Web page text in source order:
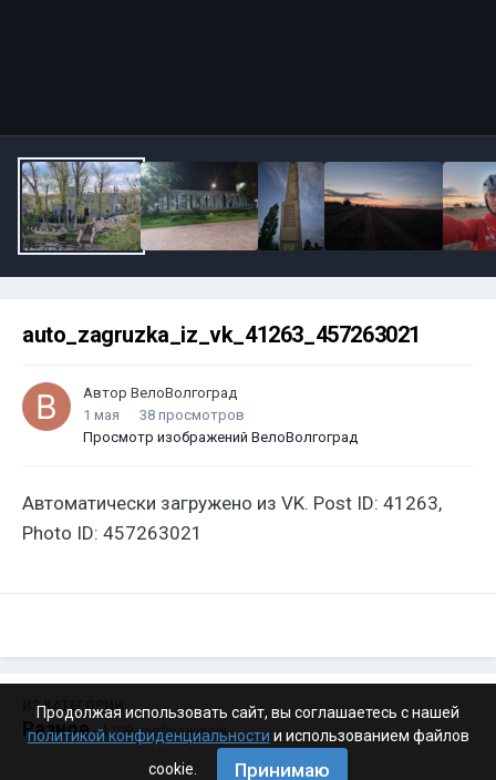
auto_zagruzka_iz_vk_41263_457263021
Автор ВелоВолгоград
1 мая
38 просмотров
Просмотр изображений ВелоВолгоград
Автоматически загружено из VK. Post ID: 41263,
Photo ID: 457263021
ИЗ КАТЕГОРИИ:
Разное · 4 199 изображений
Продолжая использовать сайт, вы соглашаетесь с нашей
политикой конфиденциальности и использованием файлов
cookie.
Принимаю